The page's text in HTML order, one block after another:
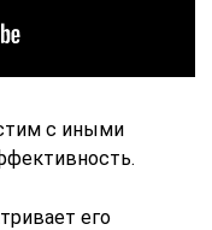
с иными
его